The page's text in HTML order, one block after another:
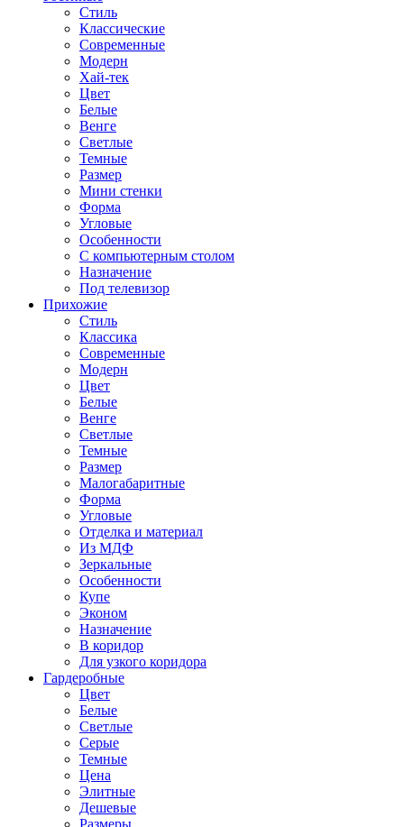
Стиль
Классические
Современные
Модерн
Хай-тек
Цвет
Белые
Венге
Светлые
Темные
Размер
Мини стенки
Форма
Угловые
Особенности
С компьютерным столом
Назначение
Под телевизор
Прихожие
Стиль
Классика
Современные
Модерн
Цвет
Белые
Венге
Светлые
Темные
Размер
Малогабаритные
Форма
Угловые
Отделка и материал
Из МДФ
Зеркальные
Особенности
Купе
Эконом
Назначение
В коридор
Для узкого коридора
Гардеробные
Цвет
Белые
Светлые
Серые
Темные
Цена
Элитные
Дешевые
Размеры